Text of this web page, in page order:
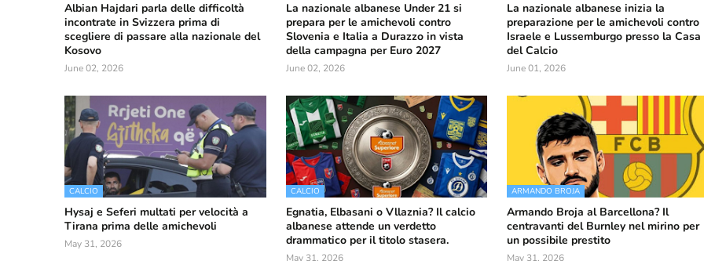
Albian Hajdari parla delle difficoltà
incontrate in Svizzera prima di
scegliere di passare alla nazionale del
Kosovo
June 02, 2026
La nazionale albanese Under 21 si
prepara per le amichevoli contro
Slovenia e Italia a Durazzo in vista
della campagna per Euro 2027
June 02, 2026
La nazionale albanese inizia la
preparazione per le amichevoli contro
Israele e Lussemburgo presso la Casa
del Calcio
June 01, 2026
CALCIO
Hysaj e Seferi multati per velocità a
Tirana prima delle amichevoli
May 31, 2026
CALCIO
Egnatia, Elbasani o Vllaznia? Il calcio
albanese attende un verdetto
drammatico per il titolo stasera.
May 31, 2026
ARMANDO BROJA
Armando Broja al Barcellona? Il
centravanti del Burnley nel mirino per
un possibile prestito
May 31, 2026